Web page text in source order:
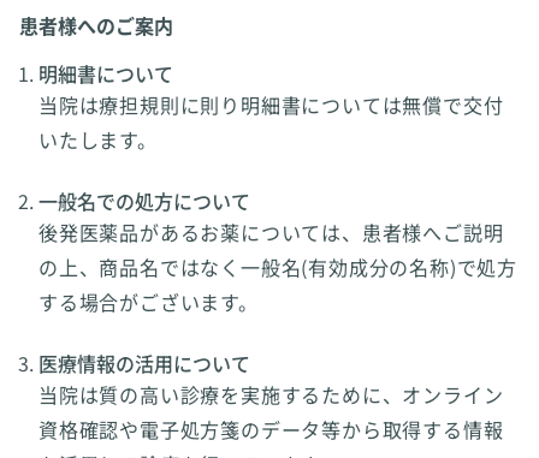
患者様へのご案内
明細書について
当院は療担規則に則り明細書については無償で交付
いたします。
一般名での処方について
後発医薬品があるお薬については、患者様へご説明
の上、商品名ではなく一般名(有効成分の名称)で処方
する場合がございます。
医療情報の活用について
当院は質の高い診療を実施するために、オンライン
資格確認や電子処方箋のデータ等から取得する情報